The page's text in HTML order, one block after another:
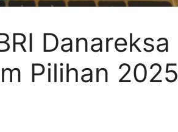
Danareksa
Pilihan 2025